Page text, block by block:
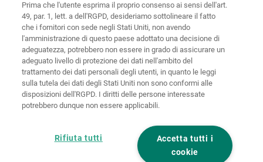
CGC
Politiche sui
cookies Login
Dichiarazione
di accessibilità
Impostazioni sui cookie
Prima che l'utente esprima il proprio consenso ai sensi dell'art.
49, par. 1, lett. a dell'RGPD, desideriamo sottolineare il fatto
che i fornitori con sede negli Stati Uniti, non avendo
l'amministrazione di questo paese adottato una decisione di
adeguatezza, potrebbero non essere in grado di assicurare un
adeguato livello di protezione dei dati nell'ambito del
trattamento dei dati personali degli utenti, in quanto le leggi
sulla tutela dei dati degli Stati Uniti non sono conformi alle
disposizioni dell'RGPD. I diritti delle persone interessate
potrebbero dunque non essere applicabili.
Accetta tutti i
cookie
Rifiuta tutti